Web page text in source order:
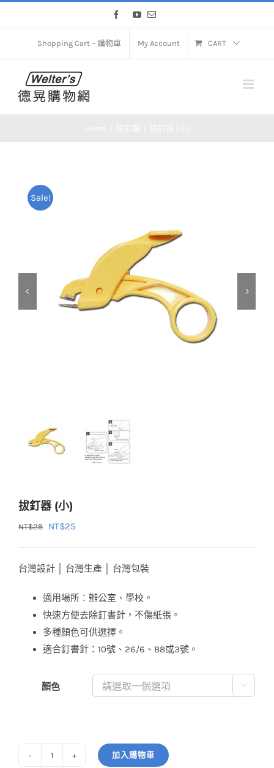
FacebookYouTube
Email
Shopping Cart – 購物車 My Account CART
Sale!
拔釘器 (小)
NT$28
原
格：
NT$28。
NT$25目
NT$25。
台灣設計 │ 台灣生產 │ 台灣包裝
適用場所：辦公室、學校。
快速方便去除釘書針，不傷紙張。
多種顏色可供選擇。
適合釘書針：10號、26/6、B8或3號。
顏色 
加入購物車